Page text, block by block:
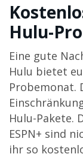
Hulu-
Eine gute
Hulu bietet
Probemonat.
Hulu-Pakete.
ESPN+ sind
ihr so